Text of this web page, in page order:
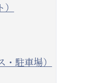
駐車場）